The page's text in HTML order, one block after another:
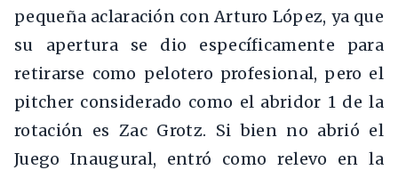
pequeña aclaración con Arturo López, ya que
su apertura se dio específicamente para
retirarse como pelotero profesional, pero el
pitcher considerado como el abridor 1 de la
rotación es Zac Grotz. Si bien no abrió el
Juego Inaugural, entró como relevo en la